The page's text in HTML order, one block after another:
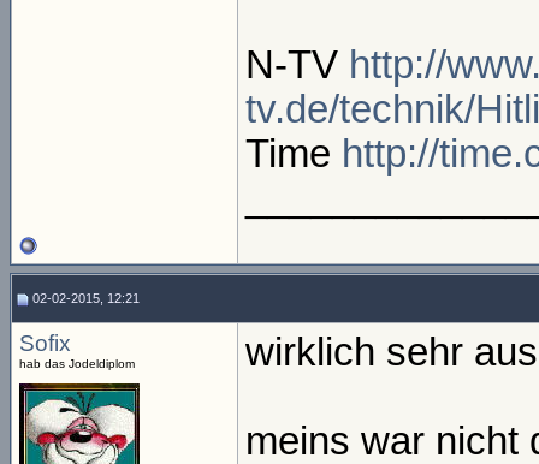
N-TV http://
tv.de/technik/
Time http://
02-02-2015, 12:21
Sofix
hab das Jodeldiplom wirklich sehr
meins war nicht